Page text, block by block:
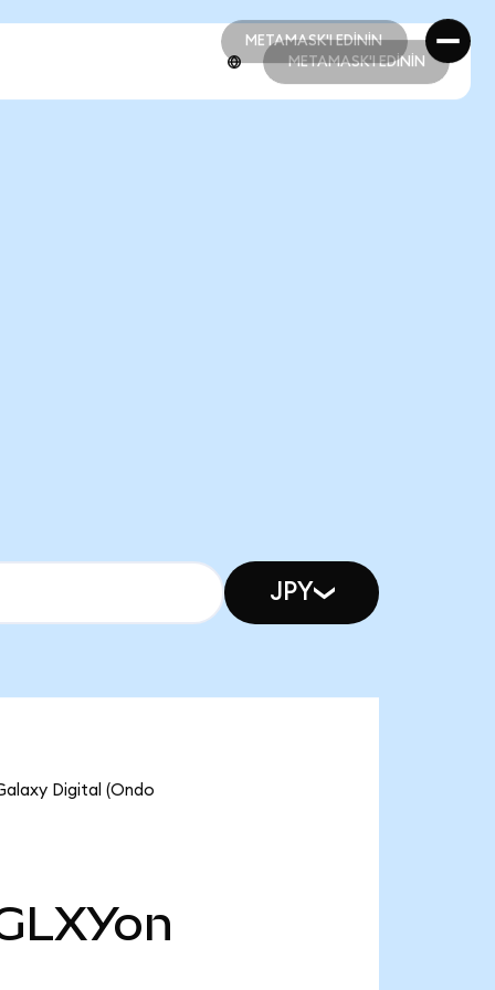
METAMASK'I EDİNİN
METAMASK'I EDİNİN
METAMASK'I EDİNİN
JPY
Digital (Ondo